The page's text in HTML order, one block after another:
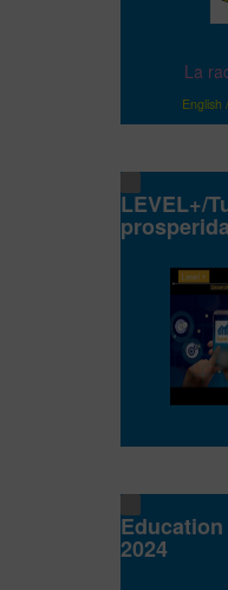
La
English /
LEVEL+/
2024